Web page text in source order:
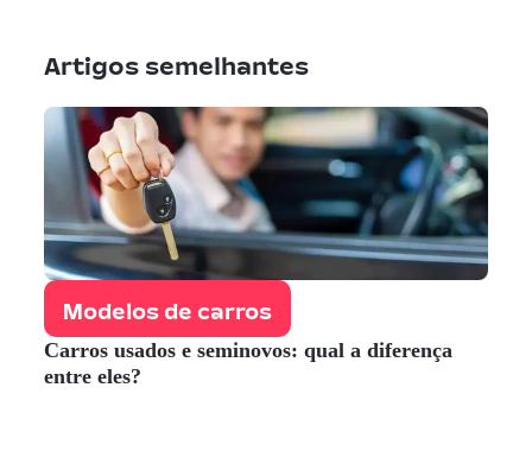
Artigos semelhantes
Modelos de carros
Carros usados e seminovos: qual a diferença
entre eles?